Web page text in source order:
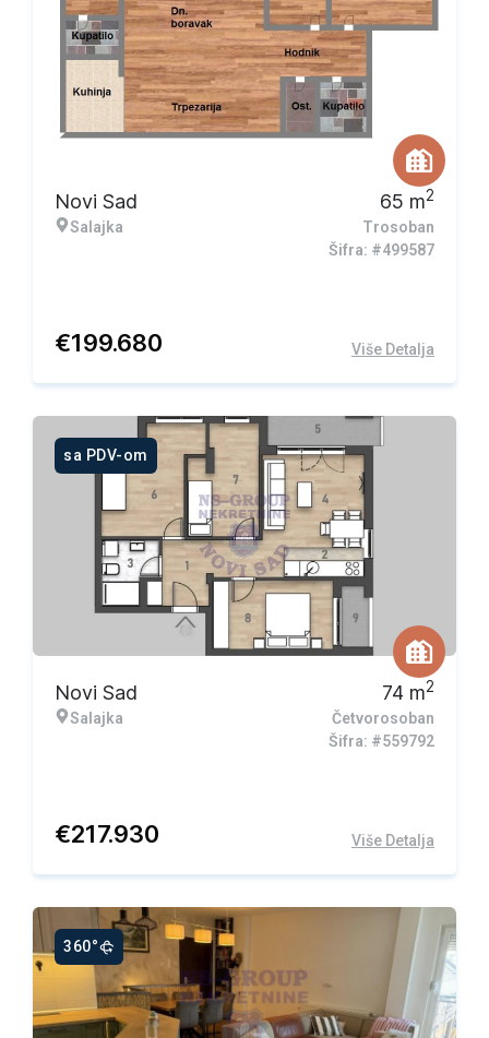
Novi Sad
Salajka
65 m2
Trosoban
Šifra: #499587
€199.680 Više Detalja
sa PDV-om
Novi Sad
Salajka
74 m2
Četvorosoban
Šifra: #559792
€217.930 Više Detalja
360°